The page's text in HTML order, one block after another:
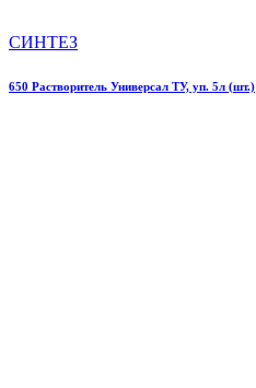
СИНТЕЗ
650 Растворитель Универсал ТУ, уп. 5л (шт.)